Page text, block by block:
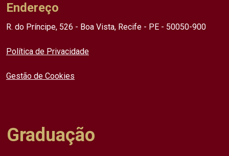
Endereço
R. do Príncipe, 526 - Boa Vista, Recife - PE - 50050-900
Política de Privacidade
Gestão de Cookies
Graduação